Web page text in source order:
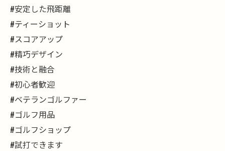
#安定した飛距離
#ティーショット
#スコアアップ
#精巧デザイン
#技術と融合
#初心者歓迎
#ベテランゴルファー
#ゴルフ用品
#ゴルフショップ
#試打できます